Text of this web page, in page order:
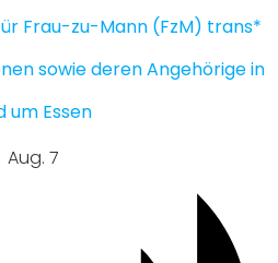
Frau-zu-Mann (FzM) trans*
sowie deren Angehörige in
um Essen
Aug. 7